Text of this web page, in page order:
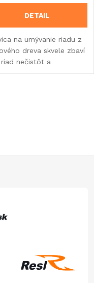
DETAIL
na umývanie riadu z
dreva skvele zbaví
riad nečistôt a
zvyškov! Pritom